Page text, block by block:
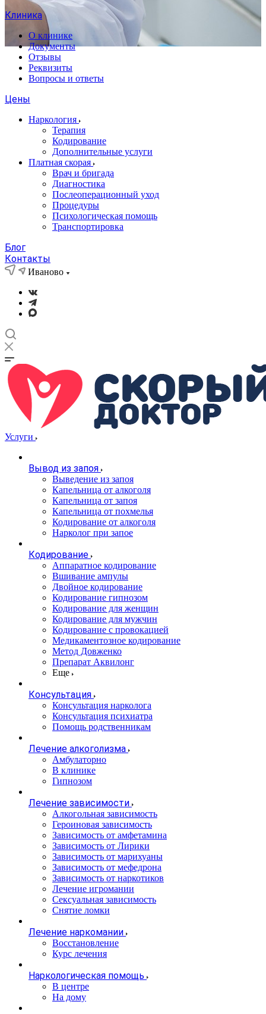
Клиника
О клинике
Документы
Отзывы
Реквизиты
Вопросы и ответы
Цены
Наркология
Терапия
Кодирование
Дополнительные услуги
Платная скорая
Врач и бригада
Диагностика
Послеоперационный уход
Процедуры
Психологическая помощь
Транспортировка
Блог
Контакты
Иваново
Услуги
Вывод из запоя
Выведение из запоя
Капельница от алкоголя
Капельница от запоя
Капельница от похмелья
Кодирование от алкоголя
Нарколог при запое
Кодирование
Аппаратное кодирование
Вшивание ампулы
Двойное кодирование
Кодирование гипнозом
Кодирование для женщин
Кодирование для мужчин
Кодирование с провокацией
Медикаментозное кодирование
Метод Довженко
Препарат Аквилонг
Еще
Консультация
Консультация нарколога
Консультация психиатра
Помощь родственникам
Лечение алкоголизма
Амбулаторно
В клинике
Гипнозом
Лечение зависимости
Алкогольная зависимость
Героиновая зависимость
Зависимость от амфетамина
Зависимость от Лирики
Зависимость от марихуаны
Зависимость от мефедрона
Зависимость от наркотиков
Лечение игромании
Сексуальная зависимость
Снятие ломки
Лечение наркомании
Восстановление
Курс лечения
Наркологическая помощь
В центре
На дому